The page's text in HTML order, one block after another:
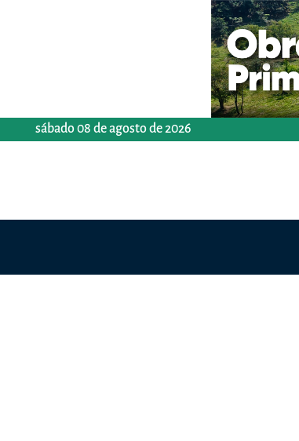
sábado 08 de agosto de 2026